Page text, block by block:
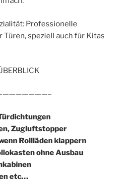
Professionelle
speziell auch für Kitas
Zugluftstopper
Rollläden klappern
ohne Ausbau
etc…